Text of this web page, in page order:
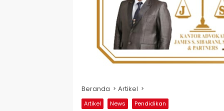
Beranda Artikel
Artikel News Pendidikan